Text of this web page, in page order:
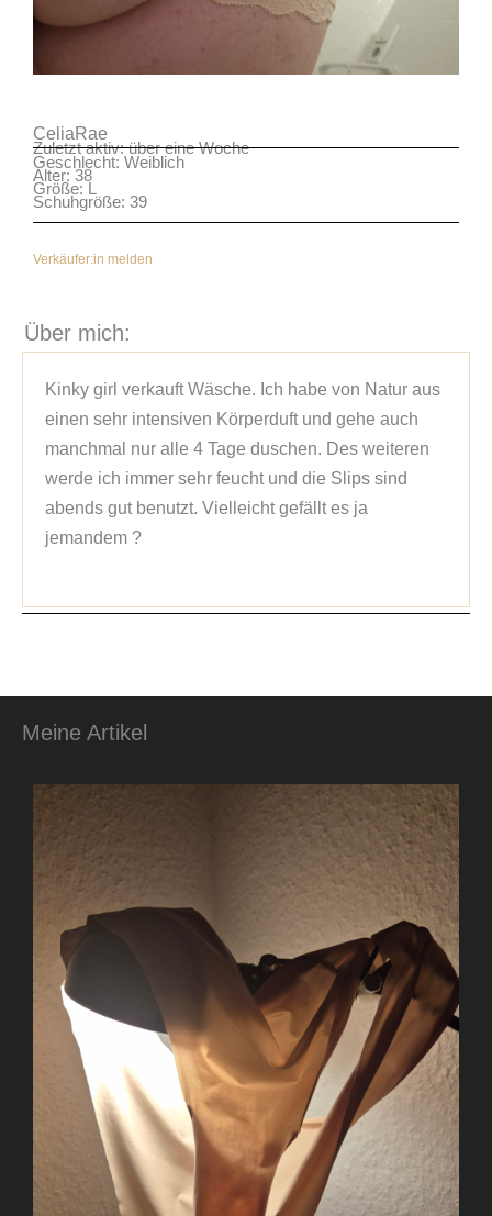
CeliaRae
Zuletzt aktiv: über eine Woche
Geschlecht: Weiblich
Alter: 38
Größe: L
Schuhgröße: 39
Verkäufer:in melden
Über mich:
Kinky girl verkauft Wäsche. Ich habe von Natur aus
einen sehr intensiven Körperduft und gehe auch
manchmal nur alle 4 Tage duschen. Des weiteren
werde ich immer sehr feucht und die Slips sind
abends gut benutzt. Vielleicht gefällt es ja
jemandem ?
Meine Artikel